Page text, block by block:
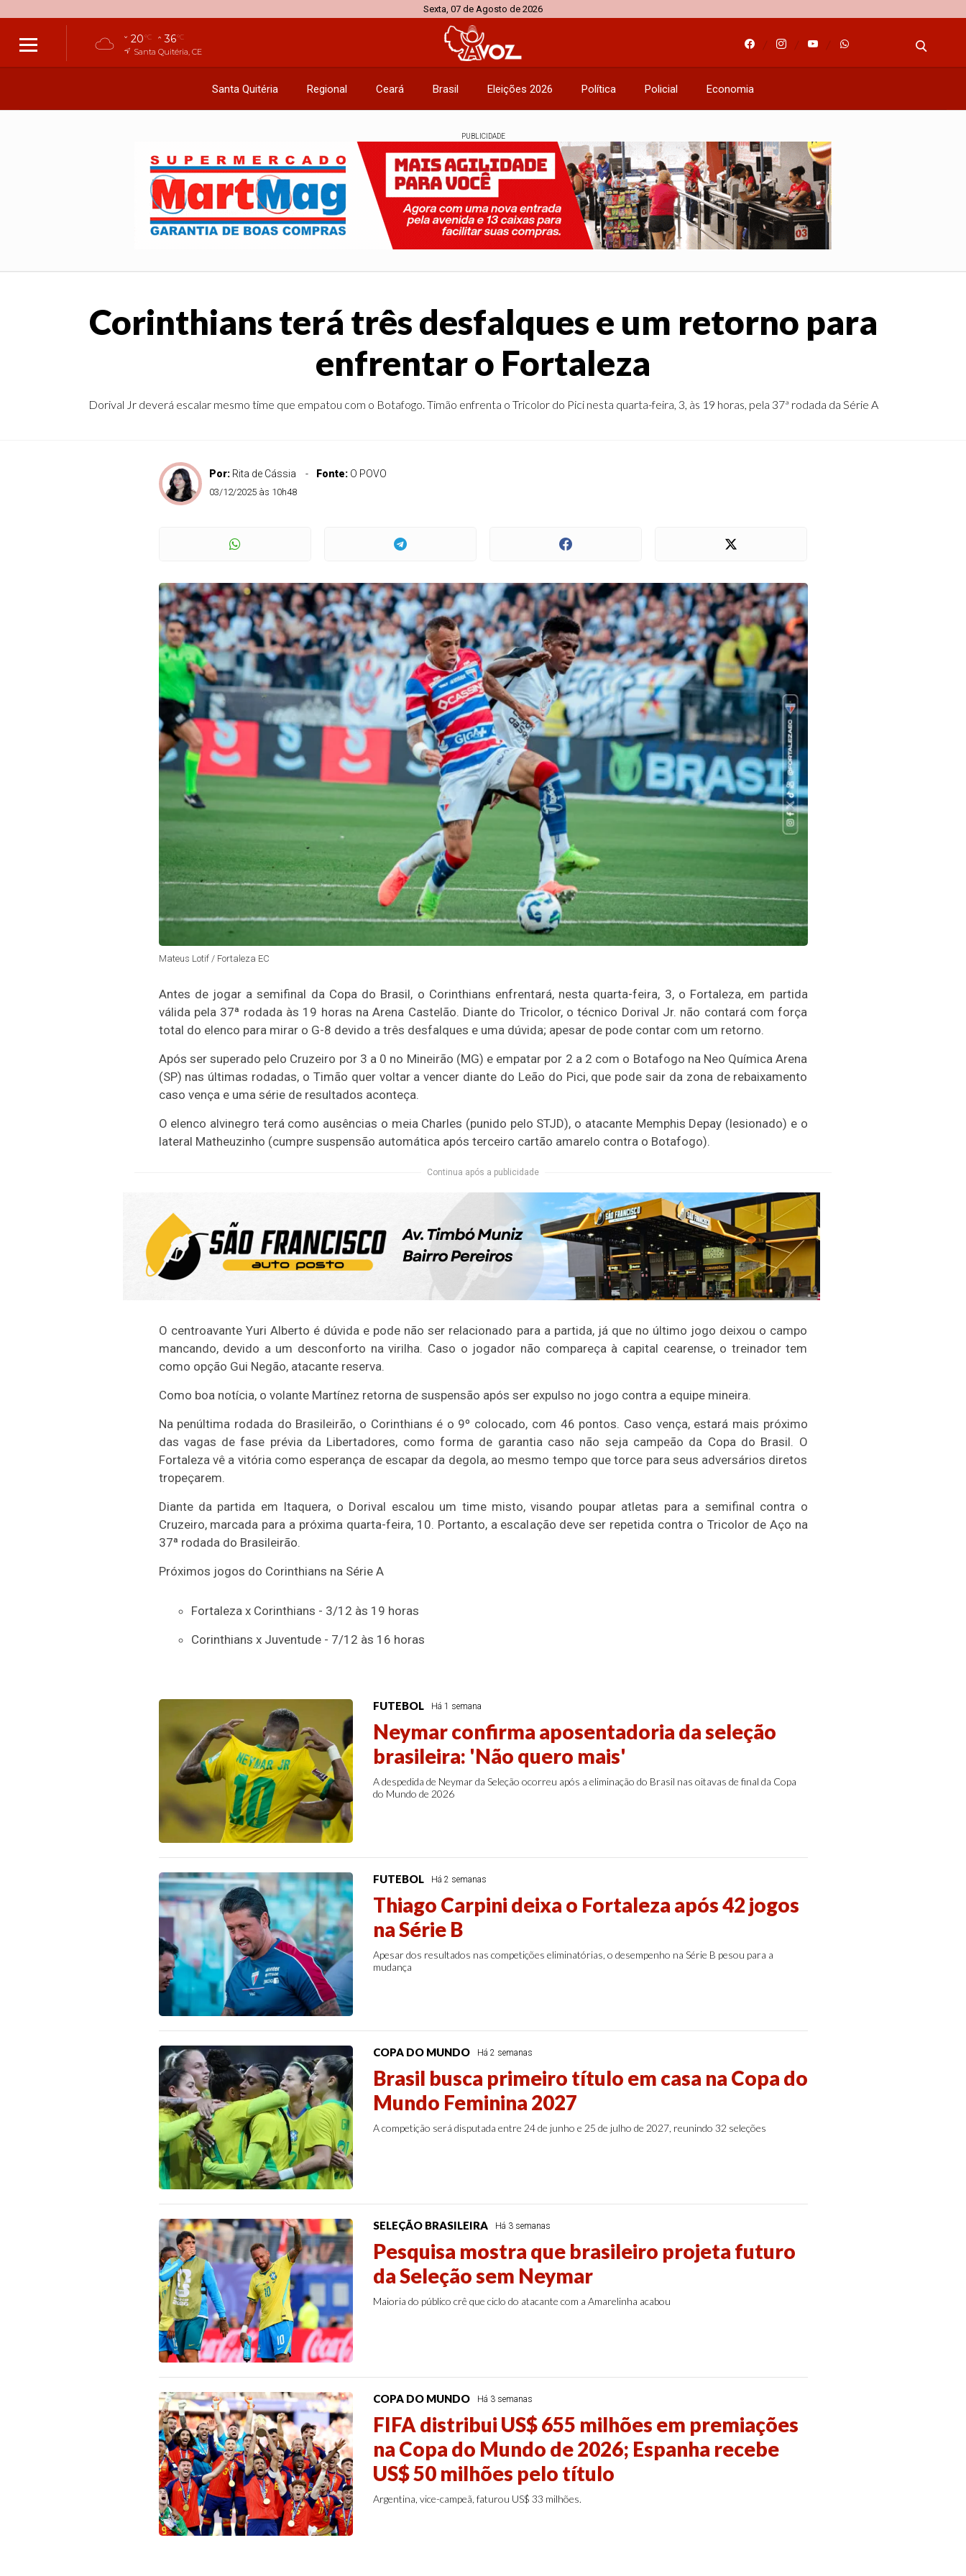
Sexta, 07 de Agosto de 2026
20°C 36°C
Santa Quitéria, CE
Santa Quitéria Regional Ceará Brasil Eleições 2026 Política Policial Economia
PUBLICIDADE
Corinthians terá três desfalques e um retorno para
enfrentar o Fortaleza
Dorival Jr deverá escalar mesmo time que empatou com o Botafogo. Timão enfrenta o Tricolor do Pici nesta quarta-feira, 3, às 19 horas, pela 37ª rodada da Série A
Por: Rita de Cássia Fonte: O POVO
03/12/2025 às 10h48
Mateus Lotif / Fortaleza EC
Antes de jogar a semifinal da Copa do Brasil, o Corinthians enfrentará, nesta quarta-feira, 3, o Fortaleza, em partida
válida pela 37ª rodada às 19 horas na Arena Castelão. Diante do Tricolor, o técnico Dorival Jr. não contará com força
total do elenco para mirar o G-8 devido a três desfalques e uma dúvida; apesar de pode contar com um retorno.
Após ser superado pelo Cruzeiro por 3 a 0 no Mineirão (MG) e empatar por 2 a 2 com o Botafogo na Neo Química Arena
(SP) nas últimas rodadas, o Timão quer voltar a vencer diante do Leão do Pici, que pode sair da zona de rebaixamento
caso vença e uma série de resultados aconteça.
O elenco alvinegro terá como ausências o meia Charles (punido pelo STJD), o atacante Memphis Depay (lesionado) e o
lateral Matheuzinho (cumpre suspensão automática após terceiro cartão amarelo contra o Botafogo).
Continua após a publicidade
O centroavante Yuri Alberto é dúvida e pode não ser relacionado para a partida, já que no último jogo deixou o campo
mancando, devido a um desconforto na virilha. Caso o jogador não compareça à capital cearense, o treinador tem
como opção Gui Negão, atacante reserva.
Como boa notícia, o volante Martínez retorna de suspensão após ser expulso no jogo contra a equipe mineira.
Na penúltima rodada do Brasileirão, o Corinthians é o 9º colocado, com 46 pontos. Caso vença, estará mais próximo
das vagas de fase prévia da Libertadores, como forma de garantia caso não seja campeão da Copa do Brasil. O
Fortaleza vê a vitória como esperança de escapar da degola, ao mesmo tempo que torce para seus adversários diretos
tropeçarem.
Diante da partida em Itaquera, o Dorival escalou um time misto, visando poupar atletas para a semifinal contra o
Cruzeiro, marcada para a próxima quarta-feira, 10. Portanto, a escalação deve ser repetida contra o Tricolor de Aço na
37ª rodada do Brasileirão.
Próximos jogos do Corinthians na Série A
Fortaleza x Corinthians - 3/12 às 19 horas
Corinthians x Juventude - 7/12 às 16 horas
FUTEBOL Há 1 semana
Neymar confirma aposentadoria da seleção
brasileira: 'Não quero mais'
A despedida de Neymar da Seleção ocorreu após a eliminação do Brasil nas oitavas de final da Copa
do Mundo de 2026
FUTEBOL Há 2 semanas
Thiago Carpini deixa o Fortaleza após 42 jogos
na Série B
Apesar dos resultados nas competições eliminatórias, o desempenho na Série B pesou para a
mudança
COPA DO MUNDO Há 2 semanas
Brasil busca primeiro título em casa na Copa do
Mundo Feminina 2027
A competição será disputada entre 24 de junho e 25 de julho de 2027, reunindo 32 seleções
SELEÇÃO BRASILEIRA Há 3 semanas
Pesquisa mostra que brasileiro projeta futuro
da Seleção sem Neymar
Maioria do público crê que ciclo do atacante com a Amarelinha acabou
COPA DO MUNDO Há 3 semanas
FIFA distribui US$ 655 milhões em premiações
na Copa do Mundo de 2026; Espanha recebe
US$ 50 milhões pelo título
Argentina, vice-campeã, faturou US$ 33 milhões.